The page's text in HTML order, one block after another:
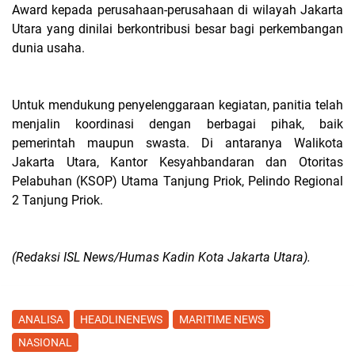
Award kepada perusahaan-perusahaan di wilayah Jakarta
Utara yang dinilai berkontribusi besar bagi perkembangan
dunia usaha.
Untuk mendukung penyelenggaraan kegiatan, panitia telah
menjalin koordinasi dengan berbagai pihak, baik
pemerintah maupun swasta. Di antaranya Walikota
Jakarta Utara, Kantor Kesyahbandaran dan Otoritas
Pelabuhan (KSOP) Utama Tanjung Priok, Pelindo Regional
2 Tanjung Priok.
(Redaksi ISL News/Humas Kadin Kota Jakarta Utara).
ANALISA HEADLINENEWS
MARITIME NEWS
NASIONAL